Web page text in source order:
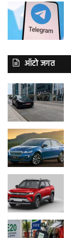
ऑटो जगत